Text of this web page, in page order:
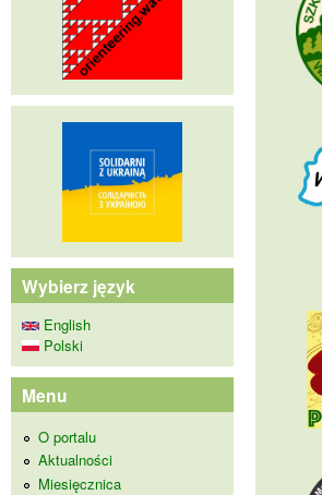
Wybierz język
English
Polski
Menu
O portalu
Aktualności
Miesięcznica